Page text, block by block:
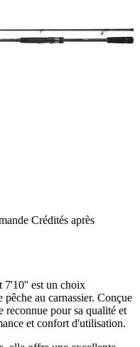
Crédités après
7'10'' est un choix
au carnassier. Conçue
reconnue pour sa qualité et
et confort d'utilisation.